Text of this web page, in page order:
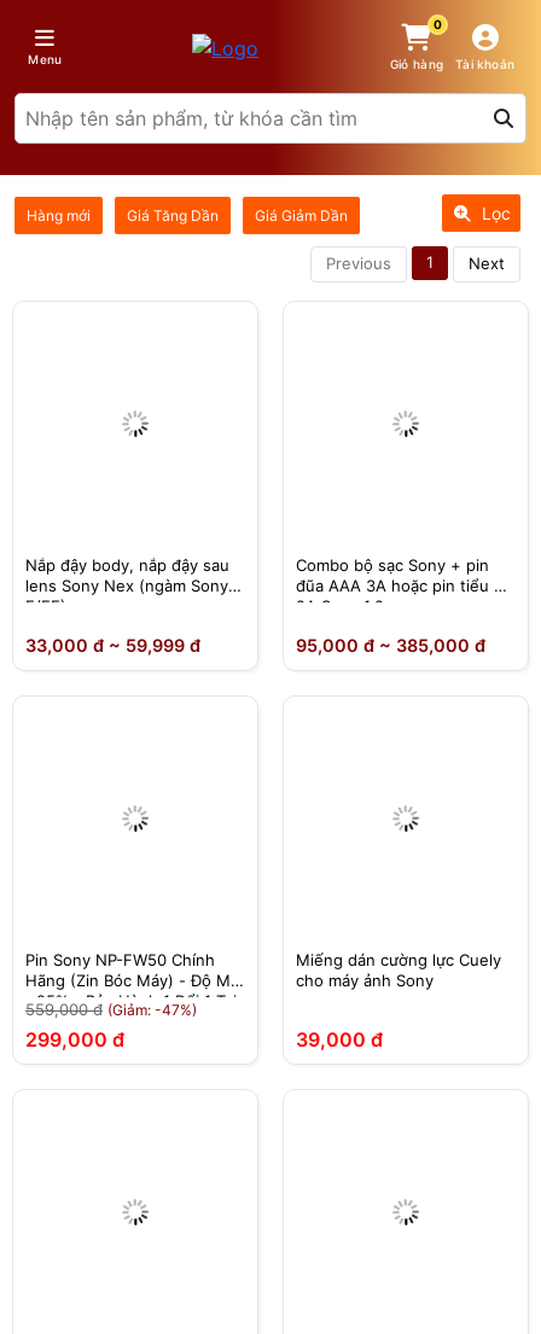
Menu
0
Giỏ hàng Tài khoản
Hàng mới Giá Tăng Dần Giá Giảm Dần Lọc
Previous 1 Next
Nắp đậy body, nắp đậy sau
lens Sony Nex (ngàm Sony
E/FE)
33,000 đ ~ 59,999 đ
Combo bộ sạc Sony + pin
đũa AAA 3A hoặc pin tiểu AA
2A Sony 1.2v
95,000 đ ~ 385,000 đ
Pin Sony NP-FW50 Chính
Hãng (Zin Bóc Máy) - Độ Mới
>95% - Bảo Hành 1 Đổi 1 Tại
Nhà
559,000 đ (Giảm: -47%)
299,000 đ
Miếng dán cường lực Cuely
cho máy ảnh Sony
39,000 đ